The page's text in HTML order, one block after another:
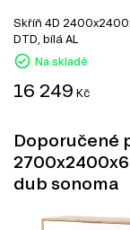
Fasáda F-680
Skříň 4D
DTD, bílá AL
Na skladě
16 249 Kč
Doporučené
dub sonoma